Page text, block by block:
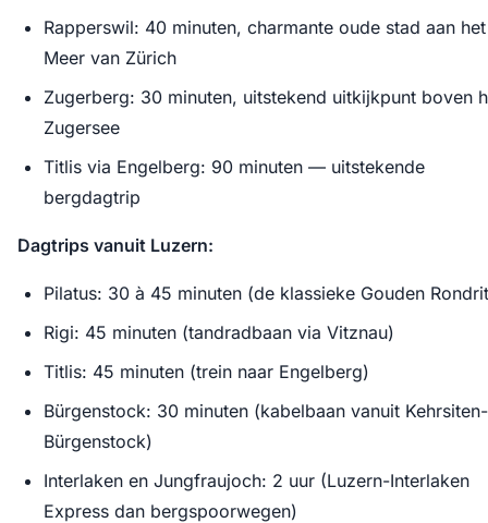
Rapperswil: 40 minuten, charmante oude stad aan het
Meer van Zürich
Zugerberg: 30 minuten, uitstekend uitkijkpunt boven
Zugersee
Titlis via Engelberg: 90 minuten — uitstekende
bergdagtrip
Dagtrips vanuit Luzern:
Pilatus: 30 à 45 minuten (de klassieke Gouden
Rigi: 45 minuten (tandradbaan via Vitznau)
Titlis: 45 minuten (trein naar Engelberg)
Bürgenstock: 30 minuten (kabelbaan vanuit Kehrsiten-
Bürgenstock)
Interlaken en Jungfraujoch: 2 uur (Luzern-Interlaken
Express dan bergspoorwegen)